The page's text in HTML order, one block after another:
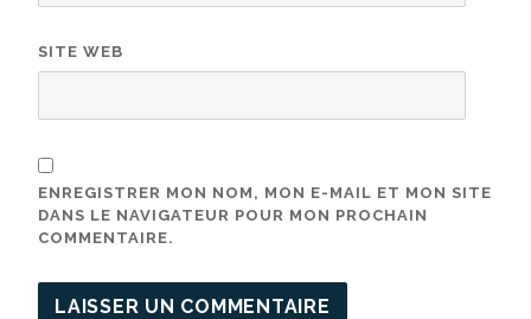
SITE WEB
ENREGISTRER MON NOM, MON E-MAIL ET MON SITE
DANS LE NAVIGATEUR POUR MON PROCHAIN
COMMENTAIRE.